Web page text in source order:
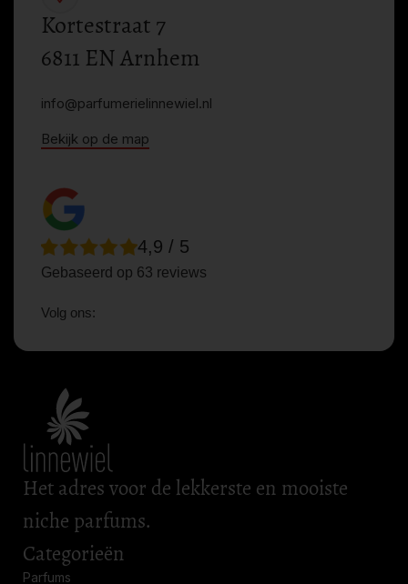
Kortestraat 7
6811 EN Arnhem
info@parfumerielinnewiel.nl
Bekijk op de map
4,9 / 5
Gebaseerd op 63 reviews
Volg ons:
Het adres voor de lekkerste en mooiste
niche parfums.
Categorieën
Parfums